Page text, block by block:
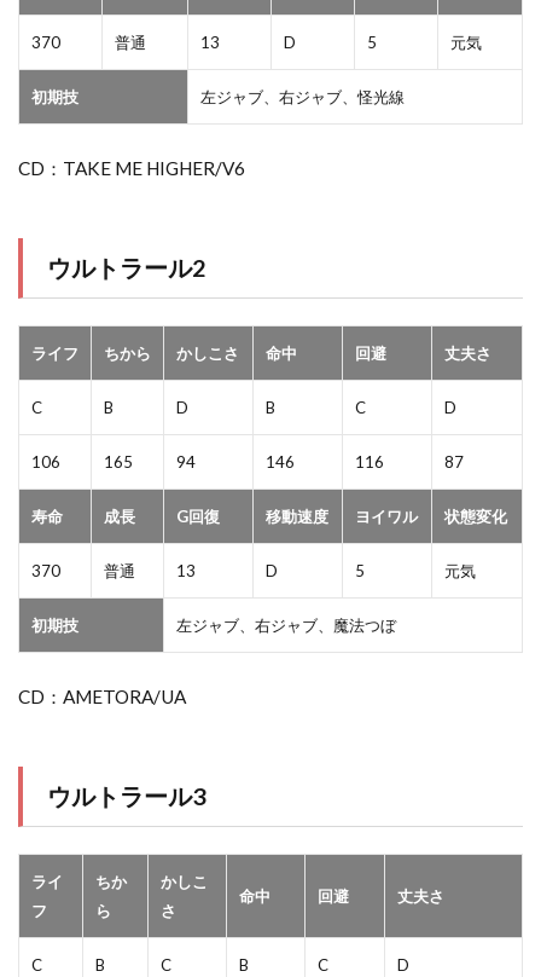
370 普通 13 D 5 元気
初期技 左ジャブ、右ジャブ、怪光線
CD：TAKE ME HIGHER/V6
ウルトラール2
ライフ ちから かしこさ 命中 回避 丈夫さ
C B D B C D
106 165 94 146 116 87
寿命 成長 G回復 移動速度 ヨイワル 状態変化
370 普通 13 D 5 元気
初期技 左ジャブ、右ジャブ、魔法つぼ
CD：AMETORA/UA
ウルトラール3
ライ
フ
ちか
ら
かしこ
さ
命中 回避 丈夫さ
C B C B C D